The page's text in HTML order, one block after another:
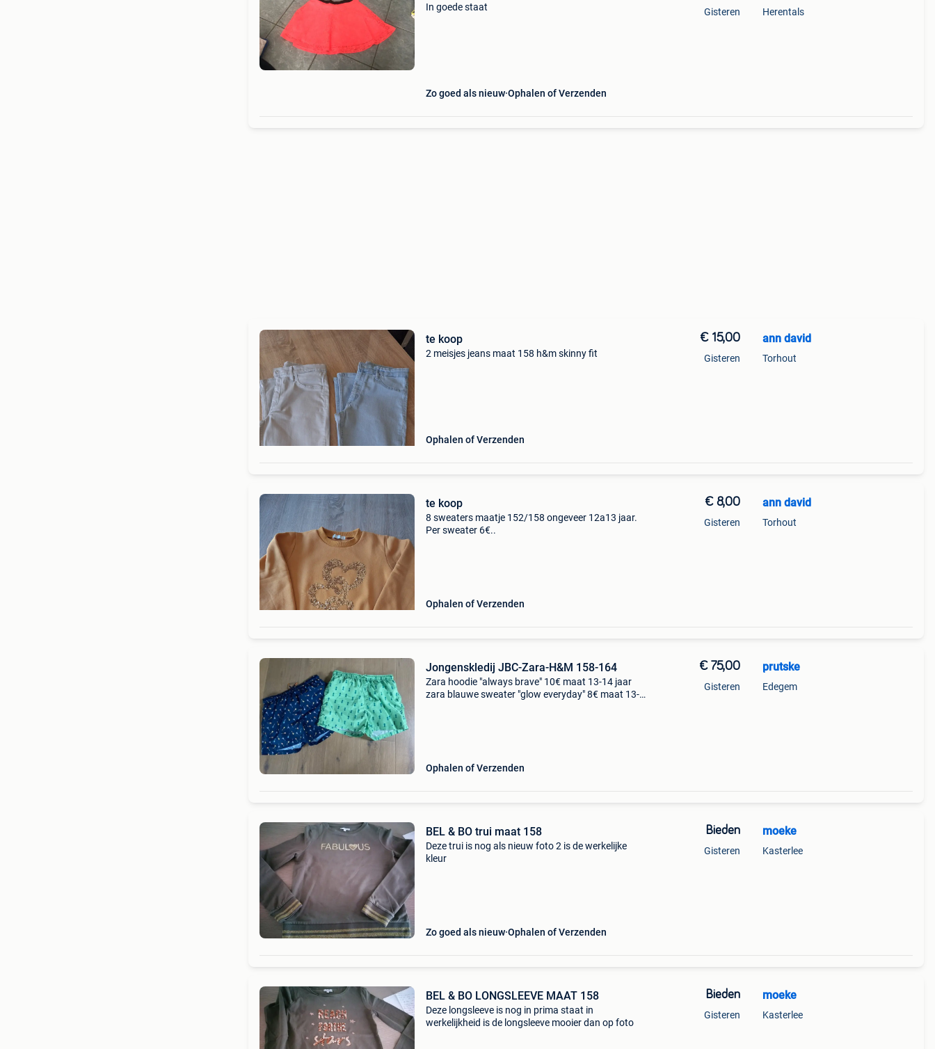
In goede staat
Zo goed als nieuw Ophalen of Verzenden
Gisteren Herentals
te koop
2 meisjes jeans maat 158 h&m skinny fit
Ophalen of Verzenden
€ 15,00
Gisteren
ann david
Torhout
te koop
8 sweaters maatje 152/158 ongeveer 12a13 jaar.
Per sweater 6€..
Ophalen of Verzenden
€ 8,00
Gisteren
ann david
Torhout
Jongenskledij JBC-Zara-H&M 158-164
Zara hoodie "always brave" 10€ maat 13-14 jaar
zara blauwe sweater "glow everyday" 8€ maat 13-
Ophalen of Verzenden
€ 75,00
Gisteren
prutske
Edegem
BEL & BO trui maat 158
Deze trui is nog als nieuw foto 2 is de werkelijke
kleur
Zo goed als nieuw Ophalen of Verzenden
Bieden
Gisteren
moeke
Kasterlee
BEL & BO LONGSLEEVE MAAT 158
Deze longsleeve is nog in prima staat in
werkelijkheid is de longsleeve mooier dan op foto
Bieden
Gisteren
moeke
Kasterlee